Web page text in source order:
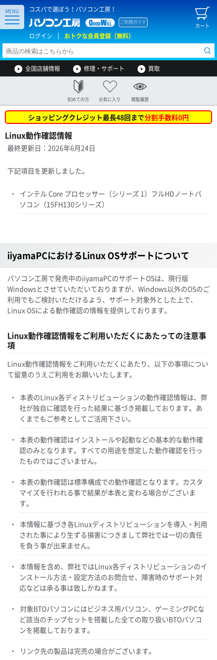
コスパで選ぼう！パソコン工房！
カート
ご利用ガイド
ログイン おトクな会員登録（無料）
MENU
全国店舗情報 修理・サポート 買取
初めての方 お気に入り 閲覧履歴
ショッピングクレジット最長48回まで分割手数料0円
Linux動作確認情報
最終更新日：2026年6月24日
下記項目を更新しました。
インテル Core プロセッサー（シリーズ 1）フルHDノートパ
ソコン（15FH130シリーズ）
iiyamaPCにおけるLinux OSサポートについて
パソコン工房で発売中のiiyamaPCのサポートOSは、現行版
Windowsとさせていただいておりますが、Windows以外のOSのご
利用でもご検討いただけるよう、サポート対象外とした上で、
Linux OSによる動作確認の情報を提供しております。
Linux動作確認情報をご利用いただくにあたっての注意事
項
Linux動作確認情報をご利用いただくにあたり、以下の事項につい
て留意のうえご利用をお願いいたします。
本表のLinux各ディストリビューションの動作確認情報は、弊
社が独自に確認を行った結果に基づき掲載しております。あ
くまでもご参考としてご活用下さい。
本表の動作確認はインストールや起動などの基本的な動作確
認のみとなります。すべての用途を想定した動作確認を行っ
たものではございません。
本表の動作確認は標準構成での動作確認となります。カスタ
マイズを行われる事で結果が本表と変わる場合がございま
す。
本情報に基づき各Linuxディストリビューションを導入・利用
された事により生ずる損害につきまして弊社では一切の責任
を負う事が出来ません。
本情報を含め、弊社ではLinux各ディストリビューションのイ
ンストール方法・設定方法のお問合せ、障害時のサポート対
応などは承る事は致しかねます。
対象BTOパソコンにはビジネス用パソコン、ゲーミングPCな
ど該当のチップセットを搭載した全ての取り扱いBTOパソコ
ンを掲載しております。
リンク先の製品は完売の場合がございます。